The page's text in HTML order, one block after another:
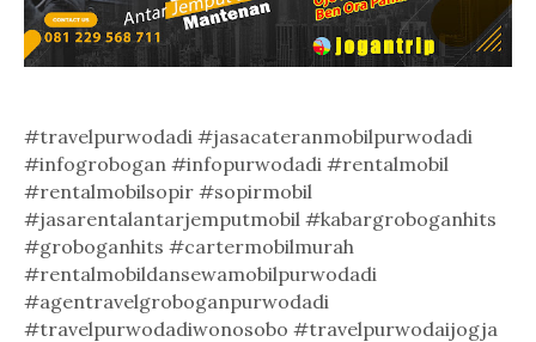
#travelpurwodadi #jasacateranmobilpurwodadi
#infogrobogan #infopurwodadi #rentalmobil
#rentalmobilsopir #sopirmobil
#jasarentalantarjemputmobil #kabargroboganhits
#groboganhits #cartermobilmurah
#rentalmobildansewamobilpurwodadi
#agentravelgroboganpurwodadi
#travelpurwodadiwonosobo #travelpurwodaijogja